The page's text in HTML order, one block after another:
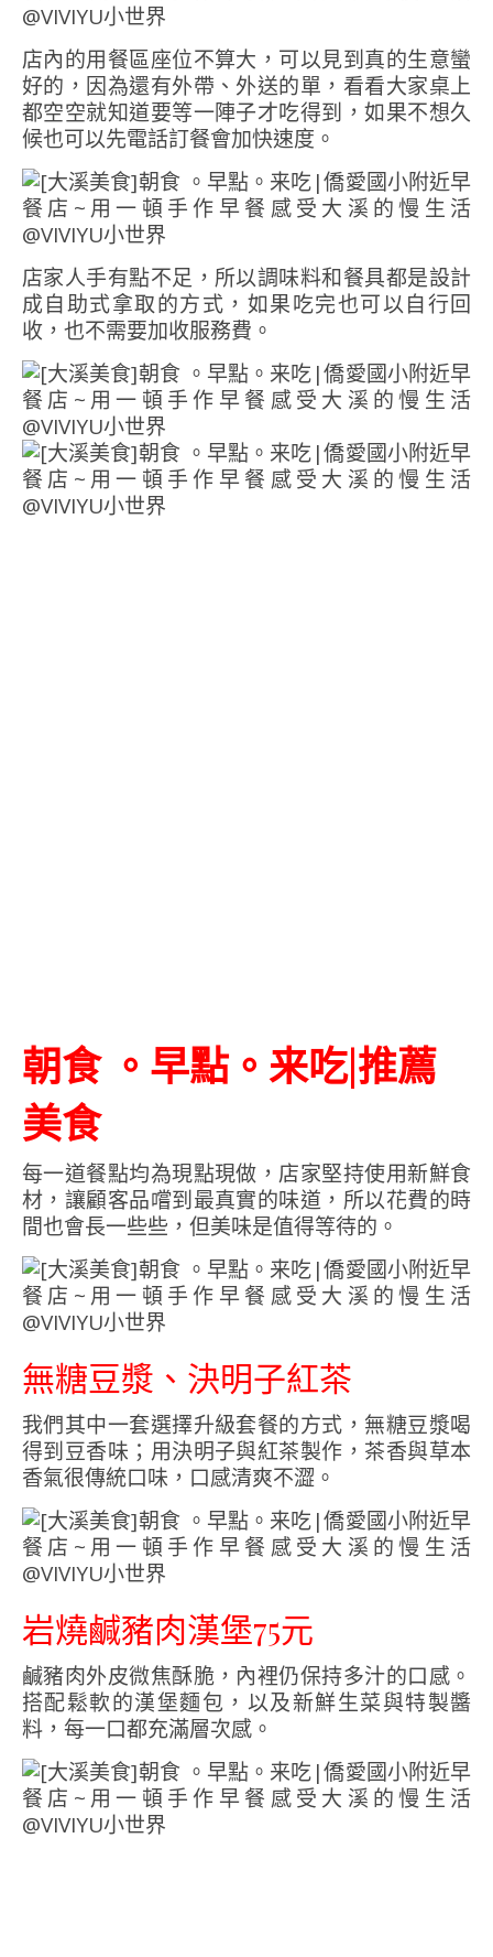
店內的用餐區座位不算大，可以見到真的生意蠻
好的，因為還有外帶、外送的單，看看大家桌上
都空空就知道要等一陣子才吃得到，如果不想久
候也可以先電話訂餐會加快速度。
店家人手有點不足，所以調味料和餐具都是設計
成自助式拿取的方式，如果吃完也可以自行回
收，也不需要加收服務費。
朝食 。早點。来吃|推薦
美食
每一道餐點均為現點現做，店家堅持使用新鮮食
材，讓顧客品嚐到最真實的味道，所以花費的時
間也會長一些些，但美味是值得等待的。
無糖豆漿、決明子紅茶
我們其中一套選擇升級套餐的方式，無糖豆漿喝
得到豆香味；用決明子與紅茶製作，茶香與草本
香氣很傳統口味，口感清爽不澀。
岩燒鹹豬肉漢堡75元
鹹豬肉外皮微焦酥脆，內裡仍保持多汁的口感。
搭配鬆軟的漢堡麵包，以及新鮮生菜與特製醬
料，每一口都充滿層次感。